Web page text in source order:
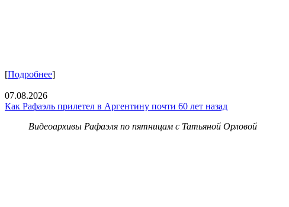
[Подробнее]
07.08.2026
Как Рафаэль прилетел в Аргентину почти 60 лет назад
Видеоархивы Рафаэля по пятницам с Татьяной Орловой